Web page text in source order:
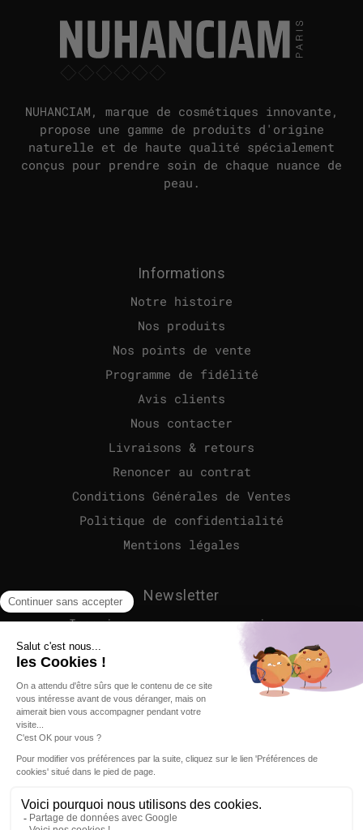
NUHANCIAM, marque de cosmétiques innovante,
propose une gamme de produits d'origine
naturelle et de haute qualité spécialement
conçus pour prendre soin de chaque nuance de
peau.
Informations
Notre histoire
Nos produits
Nos points de vente
Programme de fidélité
Avis clients
Nous contacter
Livraisons & retours
Renoncer au contrat
Conditions Générales de Ventes
Politique de confidentialité
Mentions légales
Newsletter
Inscrivez-vous pour recevoir en
avant première nos nouveaux
produits et nos offres
exclusives, directement dans
votre boîte mail.
Ce site est protégé par hCaptcha, et la